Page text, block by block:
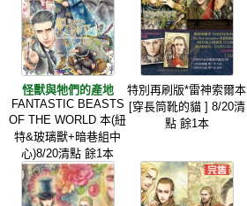
怪獸與牠們的產地
FANTASTIC BEASTS
OF THE WORLD 本(紐
特&玻璃獸+暗巷組中
心)8/20清點 餘1本
特別再刷版*雷神索爾本
[穿長筒靴的貓 ] 8/20清
點 餘1本